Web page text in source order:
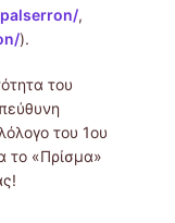
,
).
του
του 1ου
το «Πρίσμα»